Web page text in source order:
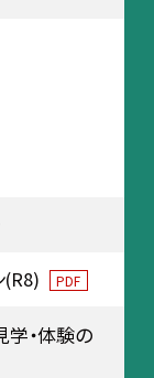
(R8) PDF
・体験の